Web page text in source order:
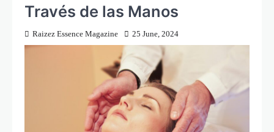
Través de las Manos
Raizez Essence Magazine 25 June, 2024